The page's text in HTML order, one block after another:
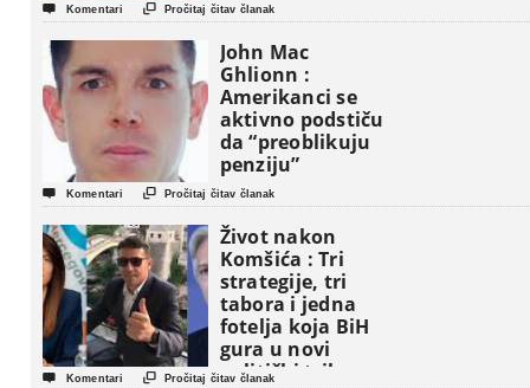
 Komentari  Pročitaj čitav članak
John Mac
Ghlionn :
Amerikanci se
aktivno podstiču
da “preoblikuju
penziju”
 Komentari  Pročitaj čitav članak
Život nakon
Komšića : Tri
strategije, tri
tabora i jedna
fotelja koja BiH
gura u novi
politički triler
 Komentari  Pročitaj čitav članak